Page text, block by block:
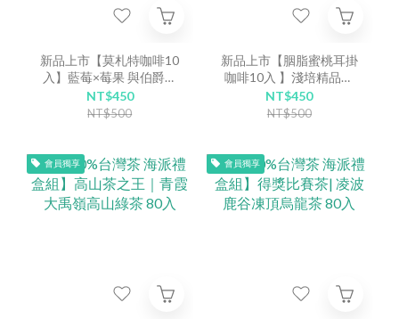
新品上市【莫札特咖啡10
入】藍莓×莓果 與伯爵茶
香，尾韻乾淨優雅，甜感
明亮且層次細緻。
NT$450
NT$500
新品上市【胭脂蜜桃耳掛
咖啡10入 】淺培精品咖
啡 | 水蜜桃香甜明亮口
感，餘韻淡雅烏龍茶味，
NT$450
NT$500
會員獨享 會員獨享